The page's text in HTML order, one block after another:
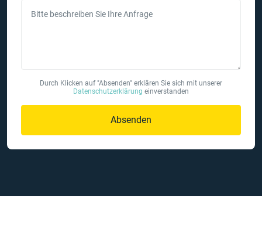
Bitte beschreiben Sie Ihre Anfrage
Durch Klicken auf "Absenden" erklären Sie sich mit unserer
Datenschutzerklärung einverstanden
Absenden